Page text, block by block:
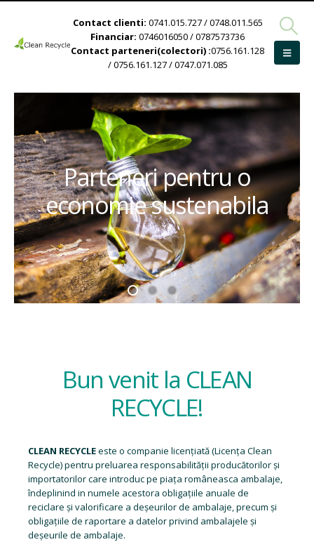
Contact clienti: 0741.015.727 / 0748.011.565
Financiar: 0746016050 / 0787573736
Contact parteneri(colectori) :0756.161.128
/ 0756.161.127 / 0747.071.085
Parteneri pentru o
economie sustenabila
Bun venit la CLEAN
RECYCLE!
CLEAN RECYCLEeste o companie licențiată (Licența Clean
Recycle) pentru preluarea responsabilității producătorilor și
importatorilor care introduc pe piața româneasca ambalaje,
îndeplinind in numele acestora obligațiile anuale de
reciclare și valorificare a deșeurilor de ambalaje, precum și
obligațiile de raportare a datelor privind ambalajele și
deșeurile de ambalaje.